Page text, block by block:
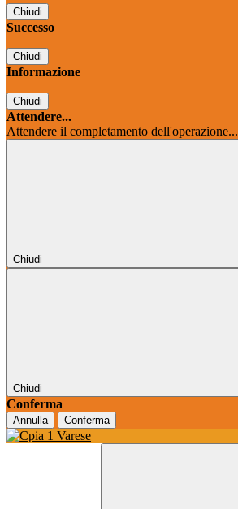
Chiudi
Successo
Chiudi
Informazione
Chiudi
Attendere...
Attendere il completamento dell'operazione...
Chiudi
Chiudi
Conferma
Annulla Conferma